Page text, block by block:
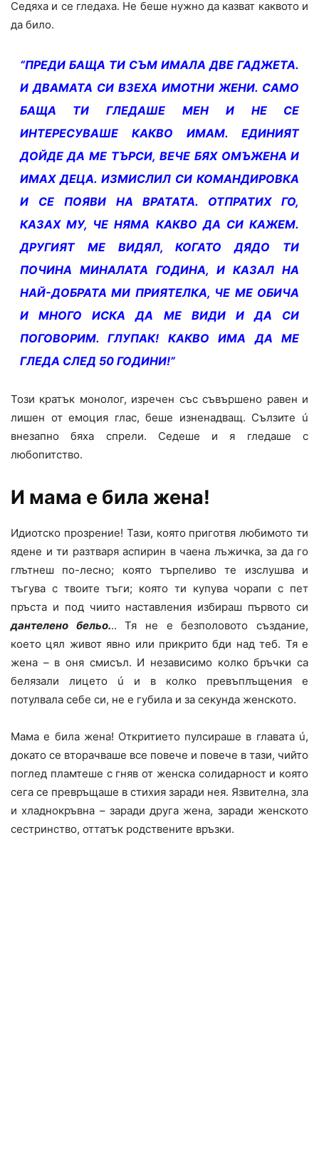
Седяха и се гледаха. Не беше нужно да казват каквото и
да било.
“ПРЕДИ БАЩА ТИ СЪМ ИМАЛА ДВЕ ГАДЖЕТА.
И ДВАМАТА СИ ВЗЕХА ИМОТНИ ЖЕНИ. САМО
БАЩА ТИ ГЛЕДАШЕ МЕН И НЕ СЕ
ИНТЕРЕСУВАШЕ КАКВО ИМАМ. ЕДИНИЯТ
ДОЙДЕ ДА МЕ ТЪРСИ, ВЕЧЕ БЯХ ОМЪЖЕНА И
ИМАХ ДЕЦА. ИЗМИСЛИЛ СИ КОМАНДИРОВКА
И СЕ ПОЯВИ НА ВРАТАТА. ОТПРАТИХ ГО,
КАЗАХ МУ, ЧЕ НЯМА КАКВО ДА СИ КАЖЕМ.
ДРУГИЯТ МЕ ВИДЯЛ, КОГАТО ДЯДО ТИ
ПОЧИНА МИНАЛАТА ГОДИНА, И КАЗАЛ НА
НАЙ-ДОБРАТА МИ ПРИЯТЕЛКА, ЧЕ МЕ ОБИЧА
И МНОГО ИСКА ДА МЕ ВИДИ И ДА СИ
ПОГОВОРИМ. ГЛУПАК! КАКВО ИМА ДА МЕ
ГЛЕДА СЛЕД 50 ГОДИНИ!”
Този кратък монолог, изречен със съвършено равен и
лишен от емоция глас, беше изненадващ. Сълзите ú
внезапно бяха спрели. Седеше и я гледаше с
любопитство.
И мама е била жена!
Идиотско прозрение! Тази, която приготвя любимото ти
ядене и ти разтваря аспирин в чаена лъжичка, за да го
глътнеш по-лесно; която търпеливо те изслушва и
тъгува с твоите тъги; която ти купува чорапи с пет
пръста и под чиито наставления избираш първото си
дантелено бельо... Тя не е безполовото създание,
което цял живот явно или прикрито бди над теб. Тя е
жена – в оня смисъл. И независимо колко бръчки са
белязали лицето ú и в колко превъплъщения е
потулвала себе си, не е губила и за секунда женското.
Мама е била жена! Откритието пулсираше в главата ú,
докато се вторачваше все повече и повече в тази, чийто
поглед пламтеше с гняв от женска солидарност и която
сега се превръщаше в стихия заради нея. Язвителна, зла
и хладнокръвна – заради друга жена, заради женското
сестринство, оттатък родствените връзки.